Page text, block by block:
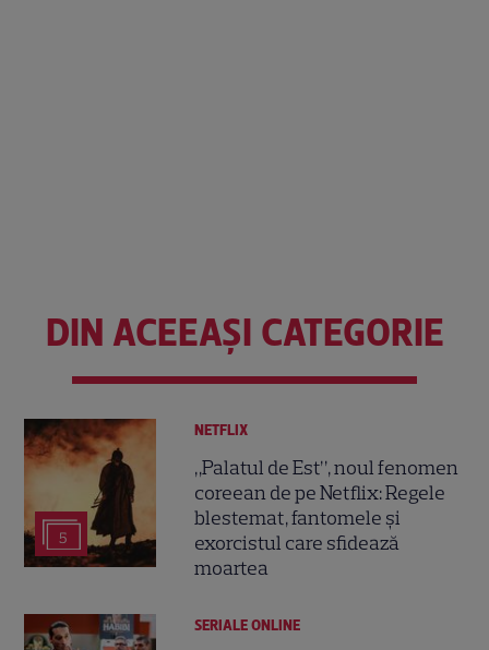
DIN ACEEAȘI CATEGORIE
5
NETFLIX
„Palatul de Est”, noul fenomen
coreean de pe Netflix: Regele
blestemat, fantomele și
exorcistul care sfidează
moartea
SERIALE ONLINE